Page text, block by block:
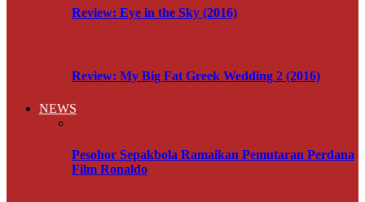
Review: Eye in the Sky (2016)
Review: My Big Fat Greek Wedding 2 (2016)
NEWS
Pesohor Sepakbola Ramaikan Pemutaran Perdana
Film Ronaldo